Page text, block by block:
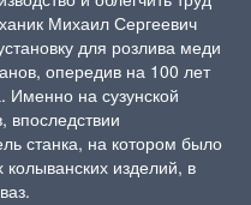
Михаил Сергеевич
для розлива меди
опередив на 100 лет
Именно на сузунской
станка, на котором было
колыванских изделий, в